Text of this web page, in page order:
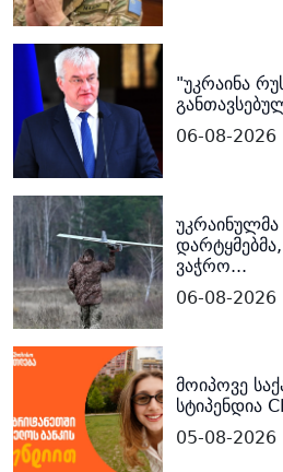
"უკრაინა
06-08-2026
ვაჭრო...
06-08-2026
მოიპოვე
სტიპენდია
05-08-2026